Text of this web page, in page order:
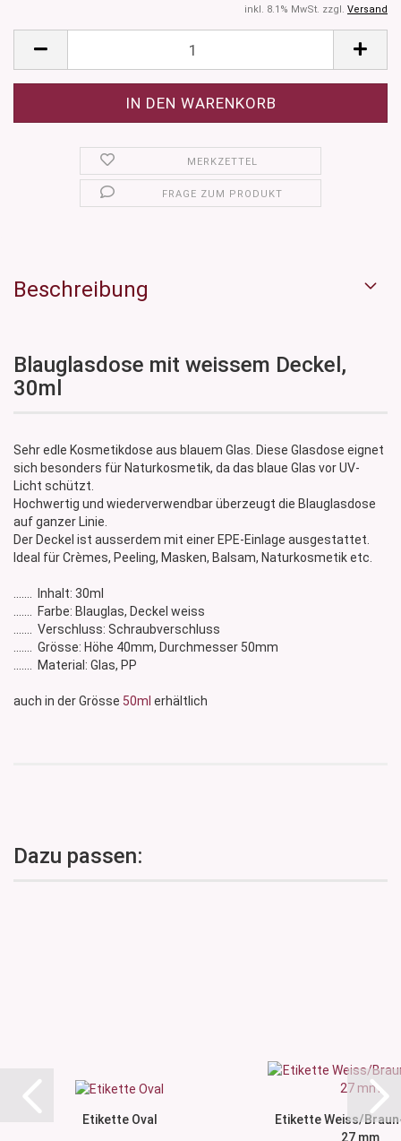
inkl. 8.1% MwSt. zzgl. Versand
MERKZETTEL
FRAGE ZUM PRODUKT
Beschreibung
Blauglasdose mit weissem Deckel,
30ml
Sehr edle Kosmetikdose aus blauem Glas. Diese Glasdose eignet
sich besonders für Naturkosmetik, da das blaue Glas vor UV-
Licht schützt.
Hochwertig und wiederverwendbar überzeugt die Blauglasdose
auf ganzer Linie.
Der Deckel ist ausserdem mit einer EPE-Einlage ausgestattet.
Ideal für Crèmes, Peeling, Masken, Balsam, Naturkosmetik etc.
....... Inhalt: 30ml
....... Farbe: Blauglas, Deckel weiss
....... Verschluss: Schraubverschluss
....... Grösse: Höhe 40mm, Durchmesser 50mm
....... Material: Glas, PP
auch in der Grösse 50ml erhältlich
Dazu passen:
Etikette Oval
Etikette Weiss/
27 mm